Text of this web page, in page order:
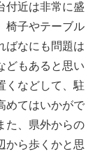
付近は非常に盛
椅⼦やテーブル
ばなにも問題は
どもあると思い
くなどして、駐
めてはいかがで
た、県外からの
から歩くかと思